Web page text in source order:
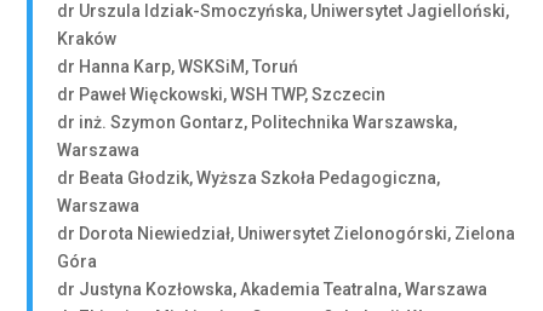
dr Urszula Idziak-Smoczyńska, Uniwersytet Jagielloński,
Kraków
dr Hanna Karp, WSKSiM, Toruń
dr Paweł Więckowski, WSH TWP, Szczecin
dr inż. Szymon Gontarz, Politechnika Warszawska,
Warszawa
dr Beata Głodzik, Wyższa Szkoła Pedagogiczna,
Warszawa
dr Dorota Niewiedział, Uniwersytet Zielonogórski, Zielona
Góra
dr Justyna Kozłowska, Akademia Teatralna, Warszawa